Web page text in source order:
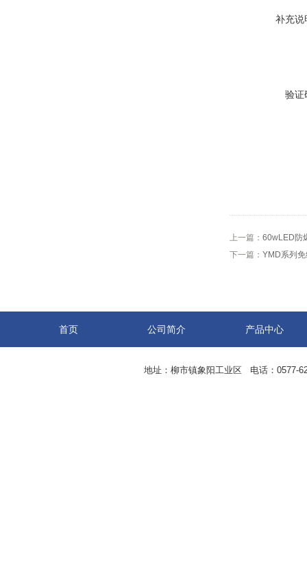
补充说
验证
上一篇： 60wLED防
下一篇： YMD系列
首页 公司简介 产品中心
地址：柳市镇象阳工业区 电话：0577-